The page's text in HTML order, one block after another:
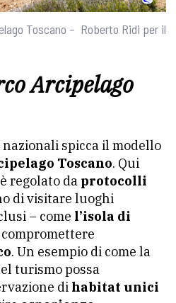
Toscano – Roberto Ridi per il
Arcipelago
spicca il modello
Toscano. Qui
è regolato da protocolli
di visitare luoghi
– come l’isola di
compromettere
. Un esempio di come la
turismo possa
di habitat unici